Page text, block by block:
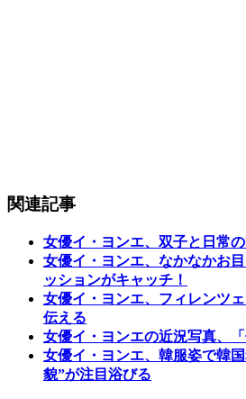
関連記事
女優イ・ヨンエ、双子と日常
女優イ・ヨンエ、なかなかお
ッションがキャッチ！
女優イ・ヨンエ、フィレンツ
伝える
女優イ・ヨンエの近況写真、
女優イ・ヨンエ、韓服姿で韓
貌”が注目浴びる